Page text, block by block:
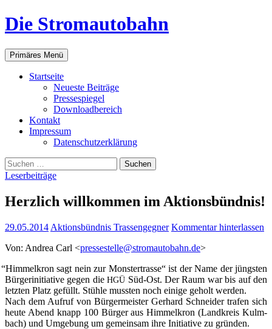
Zum
Inhalt
Die Stromautobahn
Suchen
Primäres Menü
Start­sei­te
Neu­es­te Beiträge
Pres­se­spie­gel
Down­load­be­reich
Kon­takt
Impres­sum
Daten­schutz­er­klä­rung
Suchen
nach:
Leserbeiträge
Herz­lich will­kom­men im Aktionsbündnis!
29.05.2014 Aktionsbündnis Trassengegner Kommentar hinterlassen
Von: Andrea Carl <pressestelle@stromautobahn.de>
“Him­mel­kron sagt nein zur Mons­ter­tras­se“ ist der Name der jüngs­ten
Bür­ger­initia­ti­ve gegen dieHGÜ Süd-Ost. Der Raum war bis auf den
letz­ten Platz gefüllt. Stüh­le muss­ten noch eini­ge geholt wer­den.
Nach dem Auf­ruf von Bür­ger­meis­ter Ger­hard Schnei­der tra­fen sich
heu­te Abend knapp 100 Bür­ger aus Him­mel­kron (Land­kreis Kulm­
bach) und Umge­bung um gemein­sam ihre Initia­ti­ve zu gründen.